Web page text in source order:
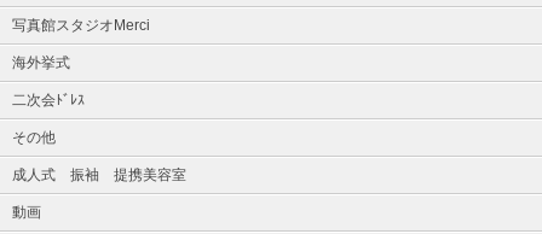
写真館スタジオMerci
海外挙式
二次会ﾄﾞﾚｽ
その他
成人式 振袖 提携美容室
動画